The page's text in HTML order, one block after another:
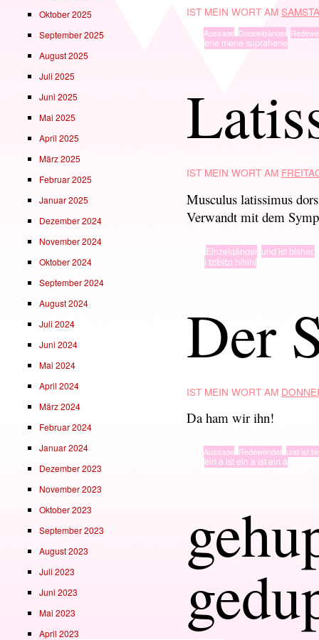
IST MEIN WORT AM
Aussage, Doppelgänger,
ene mene suprahene
IST MEIN WORT AM
Musculus latissimus
Verwandt mit dem
Einzelgänger, und ist bisher.
i tzibitzi hihihi
Der
IST MEIN WORT AM
Da ham wir ihn!
Aussage, Redewender, und ist
ein a ist ein a ist ein a
Oktober 2025
September 2025
August 2025
Juli 2025
Juni 2025
Mai 2025
April 2025
März 2025
Februar 2025
Januar 2025
Dezember 2024
November 2024
Oktober 2024
September 2024
August 2024
Juli 2024
Juni 2024
Mai 2024
April 2024
März 2024
Februar 2024
Januar 2024
Dezember 2023
November 2023
Oktober 2023
September 2023
August 2023
Juli 2023
Juni 2023
Mai 2023
April 2023